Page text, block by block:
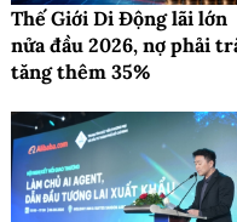
Thế Giới Di Động lãi lớn
nửa đầu 2026, nợ phải
tăng thêm 35%